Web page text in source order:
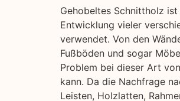
Gehobeltes Schnittholz
Entwicklung vieler
verwendet. Von den
Fußböden und sogar
Problem bei dieser Art
kann. Da die Nachfrage
Leisten, Holzlatten,